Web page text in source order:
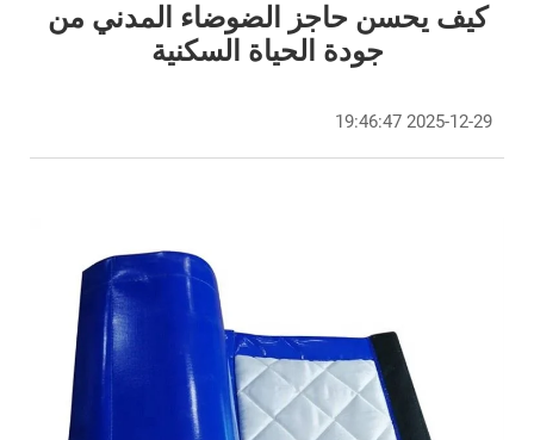
كيف يحسن حاجز الضوضاء المدني من
جودة الحياة السكنية
2025-12-29 19:46:47